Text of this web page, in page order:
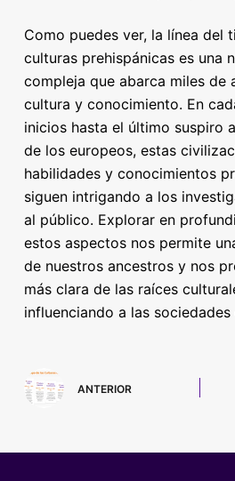
Como puedes ver, la línea del
culturas prehispánicas es una
compleja que abarca miles de
cultura y conocimiento. En
inicios hasta el último suspiro
de los europeos, estas
habilidades y conocimientos
siguen intrigando a los
al público. Explorar en
estos aspectos nos permite
de nuestros ancestros y nos
más clara de las raíces
influenciando a las
ANTERIOR